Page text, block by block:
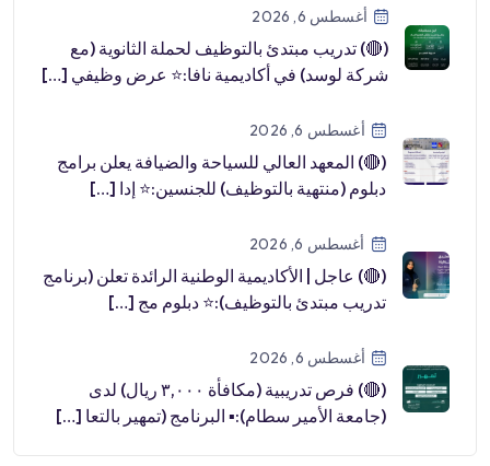
أغسطس 6, 2026
(🔴) تدريب مبتدئ بالتوظيف لحملة الثانوية (مع
شركة لوسد) في أكاديمية نافا:⭐️ عرض وظيفي […]
أغسطس 6, 2026
(🔴) المعهد العالي للسياحة والضيافة يعلن برامج
دبلوم (منتهية بالتوظيف) للجنسين:⭐️ إدا […]
أغسطس 6, 2026
(🔴) عاجل | الأكاديمية الوطنية الرائدة تعلن (برنامج
تدريب مبتدئ بالتوظيف):⭐️ دبلوم مج […]
أغسطس 6, 2026
(🔴) فرص تدريبية (مكافأة ٣,٠٠٠ ريال) لدى
(جامعة الأمير سطام):▪️ البرنامج (تمهير بالتعا […]